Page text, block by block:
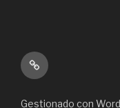
Inicio
Gestionado con